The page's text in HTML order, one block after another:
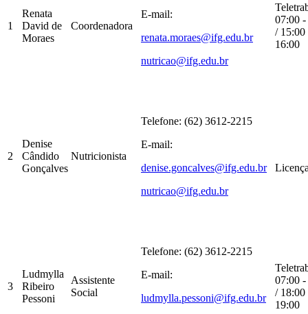
1
Renata
David de
Moraes
Coordenadora
E-mail:
renata.moraes@ifg.edu.br
nutricao@ifg.edu.br
07:00
/ 15:00
16:00
2
Denise
Cândido
Gonçalves
Nutricionista
Telefone: (62) 3612-2215
E-mail:
denise.goncalves@ifg.edu.br
nutricao@ifg.edu.br
3
Ludmylla
Ribeiro
Pessoni
Assistente
Social
Telefone: (62) 3612-2215
E-mail:
ludmylla.pessoni@ifg.edu.br
07:00
/ 18:00
19:00